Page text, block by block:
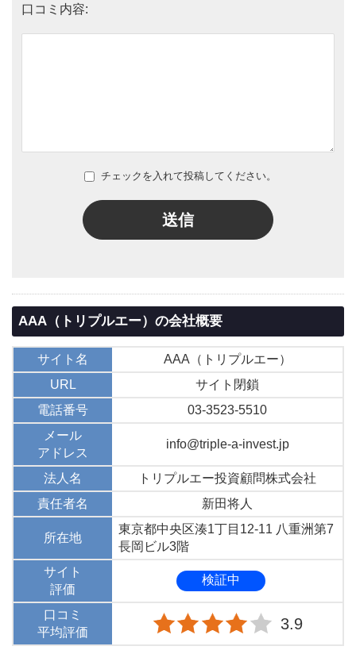
口コミ内容:
チェックを入れて投稿してください。
送信
AAA（トリプルエー）の会社概要
サイト名
AAA（トリプルエー）
URL
サイト閉鎖
電話番号
03-3523-5510
メール
アドレス
info@triple-a-invest.jp
法人名
トリプルエー投資顧問株式会社
責任者名
新田将人
所在地
東京都中央区湊1丁目12-11 八重洲第7
長岡ビル3階
サイト
評価
検証中
口コミ
平均評価
3.9